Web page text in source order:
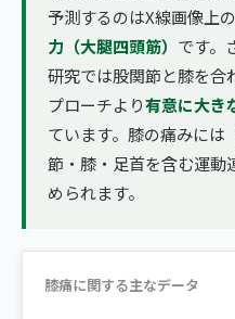
予測するのはX線画像上
力（大腿四頭筋） です。
研究では股関節と膝を合
プローチより有意に大き
ています。膝の痛みには
節・膝・足首を含む運動
められます。
膝痛に関する主なデータ